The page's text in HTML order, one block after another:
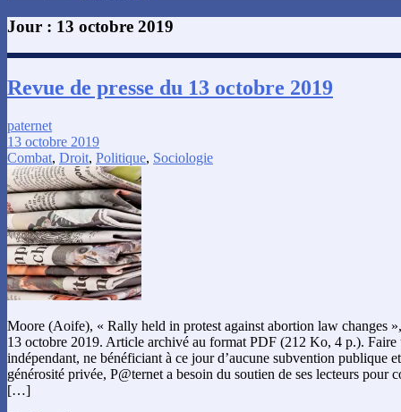
Jour : 13 octobre 2019
Revue de presse du 13 octobre 2019
paternet
13 octobre 2019
Combat, Droit, Politique, Sociologie
Moore (Aoife), « Rally held in protest against abortion law changes
13 octobre 2019. Article archivé au format PDF (212 Ko, 4 p.). Faire
indépendant, ne bénéficiant à ce jour d’aucune subvention publique
générosité privée, P@ternet a besoin du soutien de ses lecteurs pour
[…]